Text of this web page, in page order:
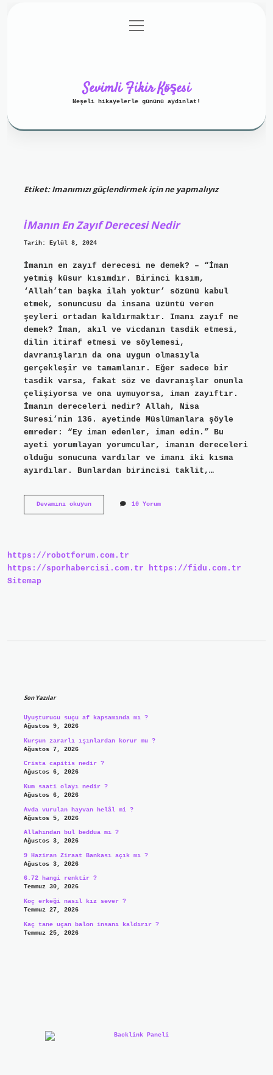
Gizlilik Politikası
menüyü
aç
Sevimli Fikir Köşesi
Neşeli hikayelerle gününü aydınlat!
Etiket:Imanımızı güçlendirmek için ne yapmalıyız
İManın En Zayıf Derecesi Nedir
Tarih: Eylül 8, 2024
İmanın en zayıf derecesi ne demek? – “İman
yetmiş küsur kısımdır. Birinci kısım,
‘Allah’tan başka ilah yoktur’ sözünü kabul
etmek, sonuncusu da insana üzüntü veren
şeyleri ortadan kaldırmaktır. Imanı zayıf ne
demek? İman, akıl ve vicdanın tasdik etmesi,
dilin itiraf etmesi ve söylemesi,
davranışların da ona uygun olmasıyla
gerçekleşir ve tamamlanır. Eğer sadece bir
tasdik varsa, fakat söz ve davranışlar onunla
çelişiyorsa ve ona uymuyorsa, iman zayıftır.
İmanın dereceleri nedir? Allah, Nisa
Suresi’nin 136. ayetinde Müslümanlara şöyle
emreder: “Ey iman edenler, iman edin.” Bu
ayeti yorumlayan yorumcular, imanın dereceleri
olduğu sonucuna vardılar ve imanı iki kısma
ayırdılar. Bunlardan birincisi taklit,…
Devamını okuyunİManın
10 Yorum
https://robotforum.com.tr
https://sporhabercisi.com.tr
https://fidu.com.tr
Sitemap
Son Yazılar
Uyuşturucu suçu af kapsamında mı ?
Ağustos 9, 2026
Kurşun zararlı ışınlardan korur mu ?
Ağustos 7, 2026
Crista capitis nedir ?
Ağustos 6, 2026
Kum saati olayı nedir ?
Ağustos 6, 2026
Avda vurulan hayvan helâl mi ?
Ağustos 5, 2026
Allahından bul beddua mı ?
Ağustos 3, 2026
9 Haziran Ziraat Bankası açık mı ?
Ağustos 3, 2026
6.72 hangi renktir ?
Temmuz 30, 2026
Koç erkeği nasıl kız sever ?
Temmuz 27, 2026
Kaç tane uçan balon insanı kaldırır ?
Temmuz 25, 2026